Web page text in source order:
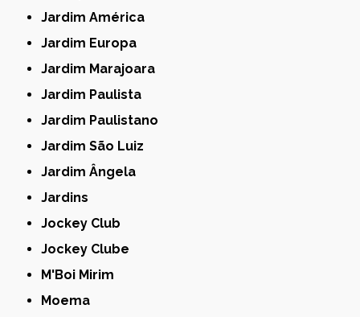
Jardim América
Jardim Europa
Jardim Marajoara
Jardim Paulista
Jardim Paulistano
Jardim São Luiz
Jardim Ângela
Jardins
Jockey Club
Jockey Clube
M'Boi Mirim
Moema